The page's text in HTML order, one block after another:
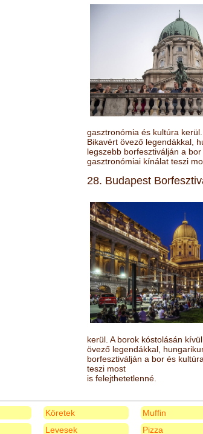
gasztronómia és kultúra
Bikavért övező legendákkal,
legszebb borfesztiválján a
gasztronómiai kínálat teszi
28. Budapest
kerül. A borok kóstolásán
övező legendákkal,
borfesztiválján a bor és
teszi most
is felejthetetlenné.
Köretek
Levesek
Muffin
Pizza